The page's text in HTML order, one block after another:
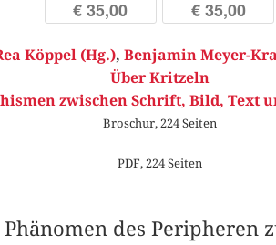
€ 35,00 € 35,00
Köppel (Hg.), Benjamin Meyer-
Über Kritzeln
zwischen Schrift, Bild, Text
Broschur, 224 Seiten
PDF, 224 Seiten
des Peripheren